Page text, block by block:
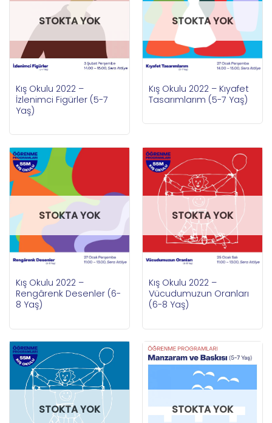
STOKTA YOK
Kış Okulu 2022 –
İzlenimci Figürler (5-7
Yaş)
STOKTA YOK
Kış Okulu 2022 – Kıyafet
Tasarımlarım (5-7 Yaş)
STOKTA YOK
Kış Okulu 2022 –
Rengârenk Desenler (6-
8 Yaş)
STOKTA YOK
Kış Okulu 2022 –
Vücudumuzun Oranları
(6-8 Yaş)
STOKTA YOK STOKTA YOK